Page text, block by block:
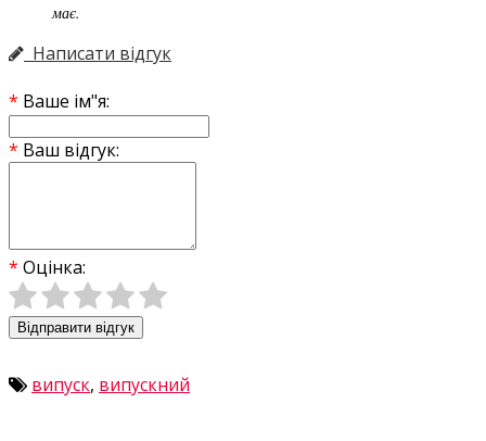
має.
Написати відгук
Ваше ім"я:
Ваш відгук:
Оцінка:
Відправити відгук
випуск, випускний